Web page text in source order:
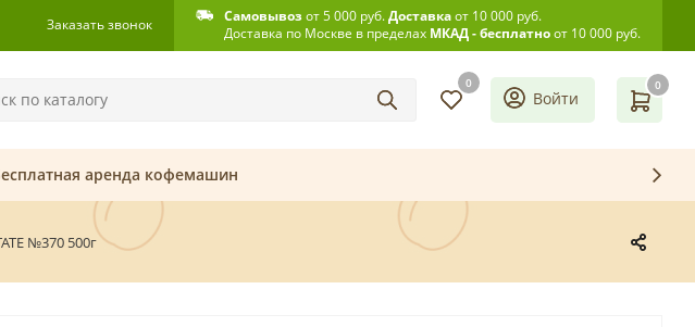
Заказать звонок Самовывозот 5 000 руб.Доставкаот 10 000 руб.
Доставка по Москве в пределах МКАД - бесплатноот 10 000 руб.
0 0
Войти
аренда кофемашин
№370 500г